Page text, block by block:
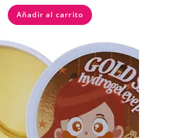
Añadir al carrito